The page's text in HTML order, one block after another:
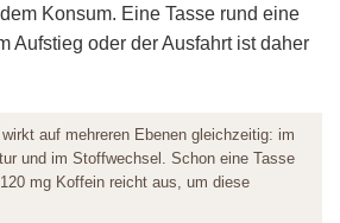
Konsum. Eine Tasse rund eine
Aufstieg oder der Ausfahrt ist daher
wirkt auf mehreren Ebenen gleichzeitig: im
und im Stoffwechsel. Schon eine Tasse
mg Koffein reicht aus, um diese